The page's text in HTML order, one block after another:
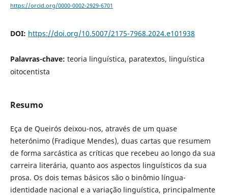
https://orcid.org/0000-0002-2929-6701
DOI: https://doi.org/10.5007/2175-7968.2024.e101938
Palavras-chave: teoria linguística, paratextos, linguística
oitocentista
Resumo
Eça de Queirós deixou-nos, através de um quase
heterónimo (Fradique Mendes), duas cartas que resumem
de forma sarcástica as críticas que recebeu ao longo da sua
carreira literária, quanto aos aspectos linguísticos da sua
prosa. Os dois temas básicos são o binômio língua-
identidade nacional e a variação linguística, principalmente